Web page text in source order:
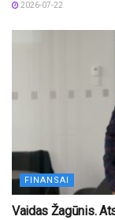
2026-07-22
FINANSAI
Vaidas Žagūnis.